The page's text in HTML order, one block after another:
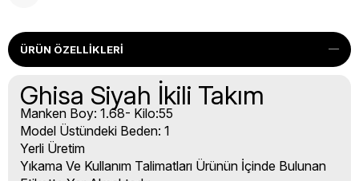
ÜRÜN ÖZELLIKLERI
Ghisa Siyah İkili Takım
Manken Boy: 1.68- Kilo:55
Model Üstündeki Beden: 1
Yerli Üretim
Yıkama Ve Kullanım Talimatları Ürünün İçinde Bulunan